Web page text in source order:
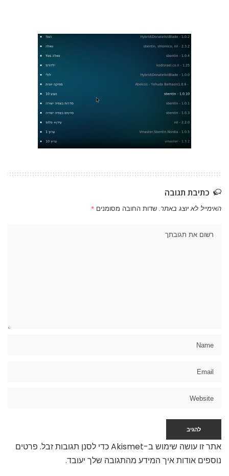
כתיבת תגובה
האימייל לא יוצג באתר. שדות החובה מסומנים *
אתר זו עושה שימוש ב-Akismet כדי לסנן תגובות זבל.
פרטים
נוספים אודות איך המידע מהתגובה שלך יעובד.